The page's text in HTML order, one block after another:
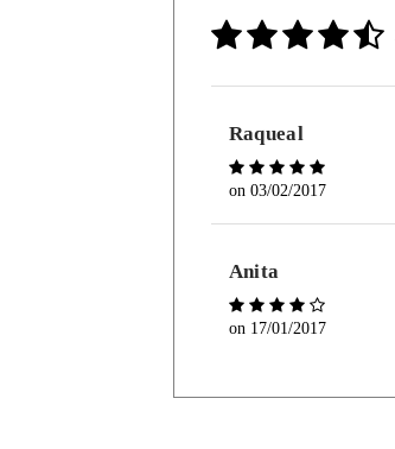
Raqueal
on 03/02/2017
Anita
on 17/01/2017